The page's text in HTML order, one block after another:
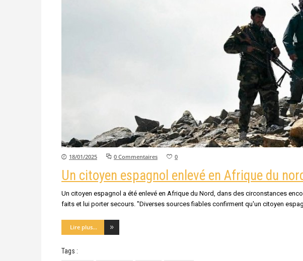
18/01/2025 0 Commentaires 0
Un citoyen espagnol enlevé en Afrique du
Un citoyen espagnol a été enlevé en Afrique du Nord, dans des circonstances
faits et lui porter secours. "Diverses sources fiables confirment qu'un citoyen
Lire plus...
Tags :